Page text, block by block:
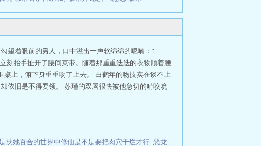
翠香米07黄粱不醒 极乐登仙极乐等你是什么意
望着眼前的男人，口中溢出一声软绵绵的呢喃：“...
刻抬手扯开了腰间束带。随着那重重迭迭的衣物顺着腰
上，俯下身重重吻了上去。 白鹤年的吻技实在谈不上
依旧是不得要领。 苏瑾的双唇很快被他急切的啃咬吮
扶她百合的世界中修仙是不是要把肉穴干烂才行 恶龙